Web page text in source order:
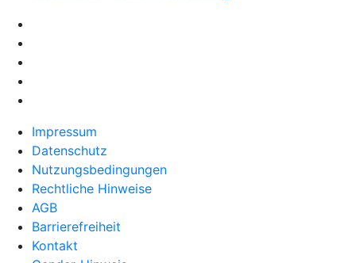
Impressum
Datenschutz
Nutzungsbedingungen
Rechtliche Hinweise
AGB
Barrierefreiheit
Kontakt